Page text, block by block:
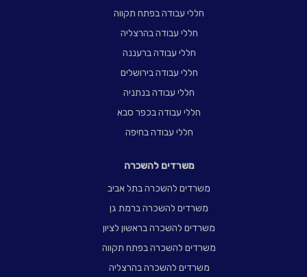
חללי עבודה בפתח תקווה
חללי עבודה בהרצליה
חללי עבודה ברעננה
חללי עבודה בירושלים
חללי עבודה בנתניה
חללי עבודה בכפר סבא
חללי עבודה בחיפה
משרדים להשכרה
משרדים להשכרה בתל אביב
משרדים להשכרה ברמת גן
משרדים להשכרה בראשון לציון
משרדים להשכרה בפתח תקווה
משרדים להשכרה בהרצליה